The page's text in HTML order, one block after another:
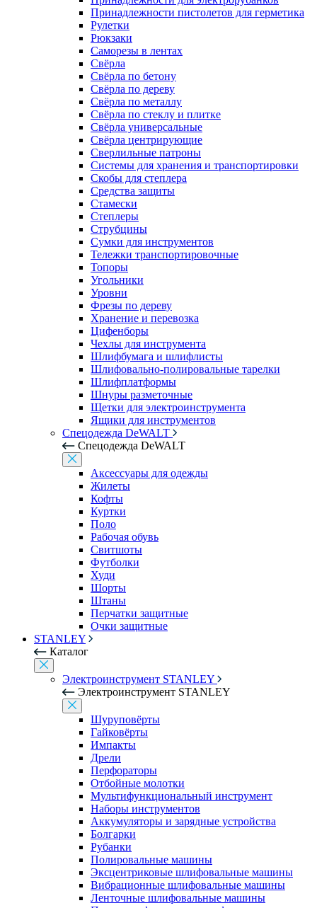
Принадлежности пистолетов для герметика
Рулетки
Рюкзаки
Саморезы в лентах
Свёрла
Свёрла по бетону
Свёрла по дереву
Свёрла по металлу
Свёрла по стеклу и плитке
Свёрла универсальные
Свёрла центрирующие
Сверлильные патроны
Системы для хранения и транспортировки
Скобы для степлера
Средства защиты
Стамески
Степлеры
Струбцины
Сумки для инструментов
Тележки транспортировочные
Топоры
Угольники
Уровни
Фрезы по дереву
Хранение и перевозка
Цифенборы
Чехлы для инструмента
Шлифбумага и шлифлисты
Шлифовально-полировальные тарелки
Шлифплатформы
Шнуры разметочные
Щетки для электроинструмента
Ящики для инструментов
Спецодежда DeWALT
Спецодежда DeWALT
Аксессуары для одежды
Жилеты
Кофты
Куртки
Поло
Рабочая обувь
Свитшоты
Футболки
Худи
Шорты
Штаны
Перчатки защитные
Очки защитные
STANLEY
Каталог
Электроинструмент STANLEY
Электроинструмент STANLEY
Шуруповёрты
Гайковёрты
Импакты
Дрели
Перфораторы
Отбойные молотки
Мультифункциональный инструмент
Наборы инструментов
Аккумуляторы и зарядные устройства
Болгарки
Рубанки
Полировальные машины
Эксцентриковые шлифовальные машины
Вибрационные шлифовальные машины
Ленточные шлифовальные машины